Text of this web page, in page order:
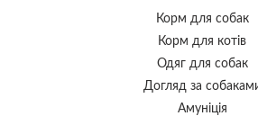
Корм для собак
Корм для котів
Одяг для собак
Догляд за
Амуніція